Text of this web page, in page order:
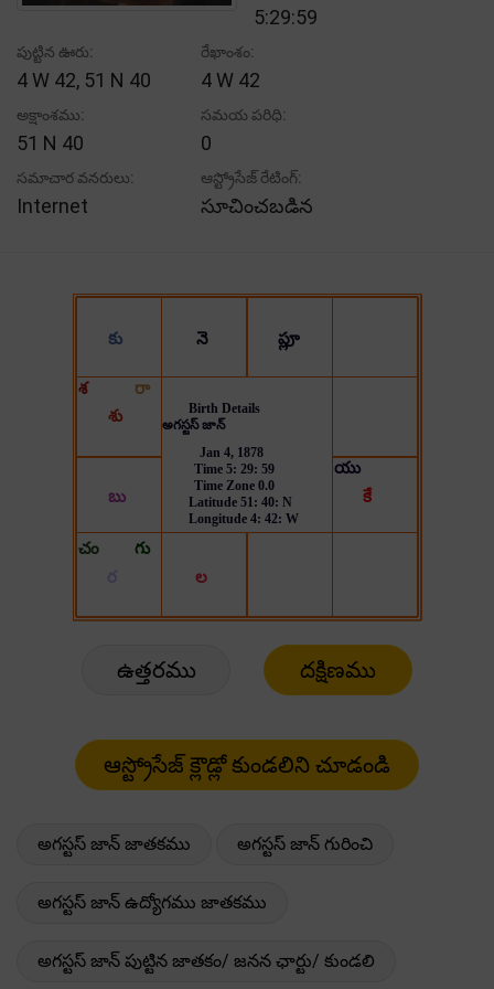
5:29:59
పుట్టిన ఊరు:
4 W 42, 51 N 40
రేఖాంశం:
4 W 42
అక్షాంశము:
51 N 40
సమయ పరిధి:
0
సమాచార వనరులు:
Internet
ఆస్ట్రోసేజ్ రేటింగ్:
సూచించబడిన
ఉత్తరము దక్షిణము
అగస్టస్ జాన్ జాతకము అగస్టస్ జాన్ గురించి
అగస్టస్ జాన్ ఉద్యోగము జాతకము
అగస్టస్ జాన్ పుట్టిన జాతకం/ జనన ఛార్టు/ కుండలి